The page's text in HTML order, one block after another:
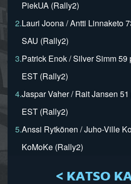
PiekUA (Rally2)
2.Lauri Joona / Antti Linnaketo
SAU (Rally2)
3.Patrick Enok / Silver Simm 59
EST (Rally2)
4.Jaspar Vaher / Rait Jansen
EST (Rally2)
5.Anssi Rytkönen / Juho-Ville
KoMoKe (Rally2)
< KATSO